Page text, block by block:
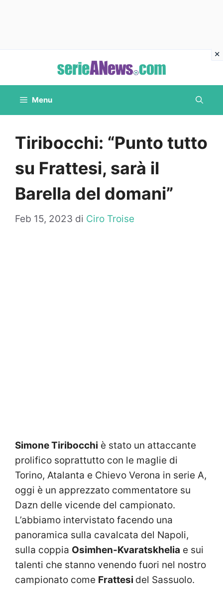
contenuto
Menu
Tiribocchi: “Punto tutto
su Frattesi, sarà il
Barella del domani”
Feb 15, 2023 di Ciro Troise
Simone Tiribocchi è stato un attaccante
prolifico soprattutto con le maglie di
Torino, Atalanta e Chievo Verona in serie A,
oggi è un apprezzato commentatore su
Dazn delle vicende del campionato.
L’abbiamo intervistato facendo una
panoramica sulla cavalcata del Napoli,
sulla coppia Osimhen-Kvaratskhelia e sui
talenti che stanno venendo fuori nel nostro
campionato come Frattesi del Sassuolo.